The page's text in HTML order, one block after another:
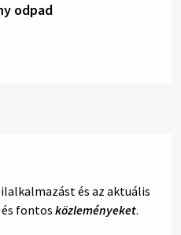
odpad
és az aktuális
és fontos közleményeket.